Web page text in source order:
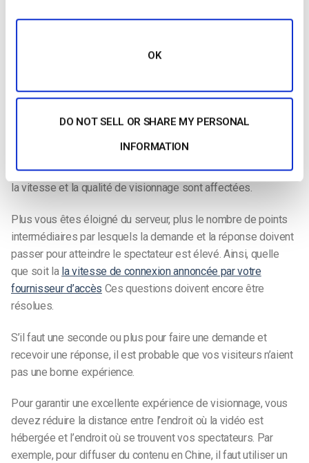
OK
DO NOT SELL OR SHARE MY PERSONAL
INFORMATION
streaming vidéose fait à partir d’un serveur situé à proximité
utilisé pour fournir le contenu dépend du type de “points de
téléspectateur.
Pour un téléspectateur chinois, le contenu est souvent diffusé
entraîne d’importants problèmes de vitesse et de latence. En
outre, plus une vidéo est longue à atteindre le spectateur, plus
la vitesse et la qualité de visionnage sont affectées.
Plus vous êtes éloigné du serveur, plus le nombre de points
intermédiaires par lesquels la demande et la réponse doivent
passer pour atteindre le spectateur est élevé. Ainsi, quelle
que soit la la vitesse de connexion annoncée par votre
fournisseur d’accès Ces questions doivent encore être
résolues.
S’il faut une seconde ou plus pour faire une demande et
recevoir une réponse, il est probable que vos visiteurs n’aient
pas une bonne expérience.
Pour garantir une excellente expérience de visionnage, vous
devez réduire la distance entre l’endroit où la vidéo est
hébergée et l’endroit où se trouvent vos spectateurs. Par
exemple, pour diffuser du contenu en Chine, il faut utiliser un